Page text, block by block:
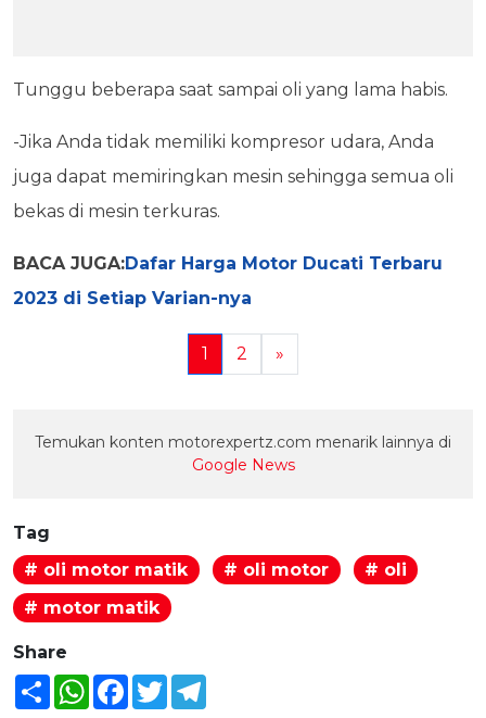
Tunggu beberapa saat sampai oli yang lama habis.
-Jika Anda tidak memiliki kompresor udara, Anda
juga dapat memiringkan mesin sehingga semua oli
bekas di mesin terkuras.
BACA JUGA:Dafar Harga Motor Ducati Terbaru
2023 di Setiap Varian-nya
1 2 »
Temukan konten motorexpertz.com menarik lainnya di
Google News
Tag
# oli motor matik
# oli motor
# oli
# motor matik
Share
Share WhatsAppFacebook
Twitter